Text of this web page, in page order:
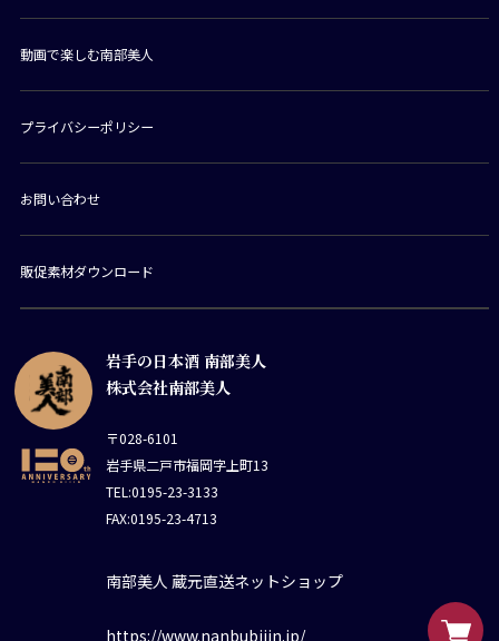
岩手の日本酒 南部美人
株式会社南部美人
〒028-6101
岩手県二戸市福岡字上町13
TEL:0195-23-3133
FAX:0195-23-4713
南部美人 蔵元直送ネットショップ
https://www.nanbubijin.jp/
動画で楽しむ南部美人
プライバシーポリシー
お問い合わせ
販促素材ダウンロード